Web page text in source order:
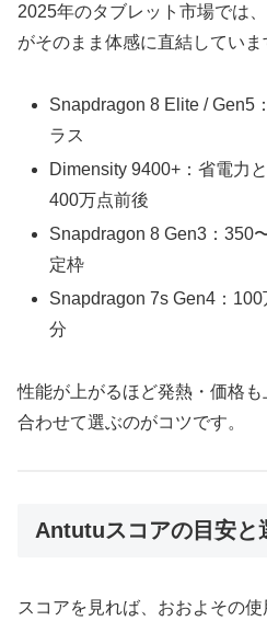
2025年のタブレット市場では
がそのまま体感に直結していま
Snapdragon 8 Elite / Gen5
ラス
Dimensity 9400+：省電力
400万点前後
Snapdragon 8 Gen3：350
定枠
Snapdragon 7s Gen4：
分
性能が上がるほど発熱・価格
合わせて選ぶのがコツです。
Antutuスコアの目安と
スコアを見れば、おおよその使